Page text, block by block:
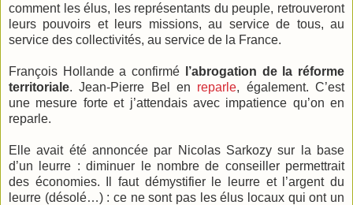
comment les élus, les représentants du peuple, retrouveront
leurs pouvoirs et leurs missions, au service de tous, au
service des collectivités, au service de la France.
François Hollande a confirmé
l’abrogation de la réforme
territoriale. Jean-Pierre Bel en reparle, également. C’est
une mesure forte et j’attendais avec impatience qu’on en
reparle.
Elle avait été annoncée par Nicolas Sarkozy sur la base
d’un leurre : diminuer le nombre de conseiller permettrait
des économies. Il faut démystifier le leurre et l’argent du
leurre (désolé…) : ce ne sont pas les élus locaux qui ont un